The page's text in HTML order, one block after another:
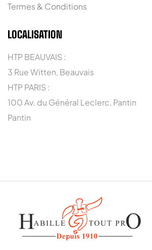
Termes & Conditions
LOCALISATION
HTP BEAUVAIS :
3 Rue Witten, Beauvais
HTP PARIS :
100 Av. du Général Leclerc, Pantin
Pantin